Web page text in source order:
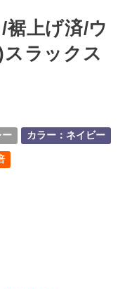
上げ済/ウ
ラックス
ー カラー：ネイビー